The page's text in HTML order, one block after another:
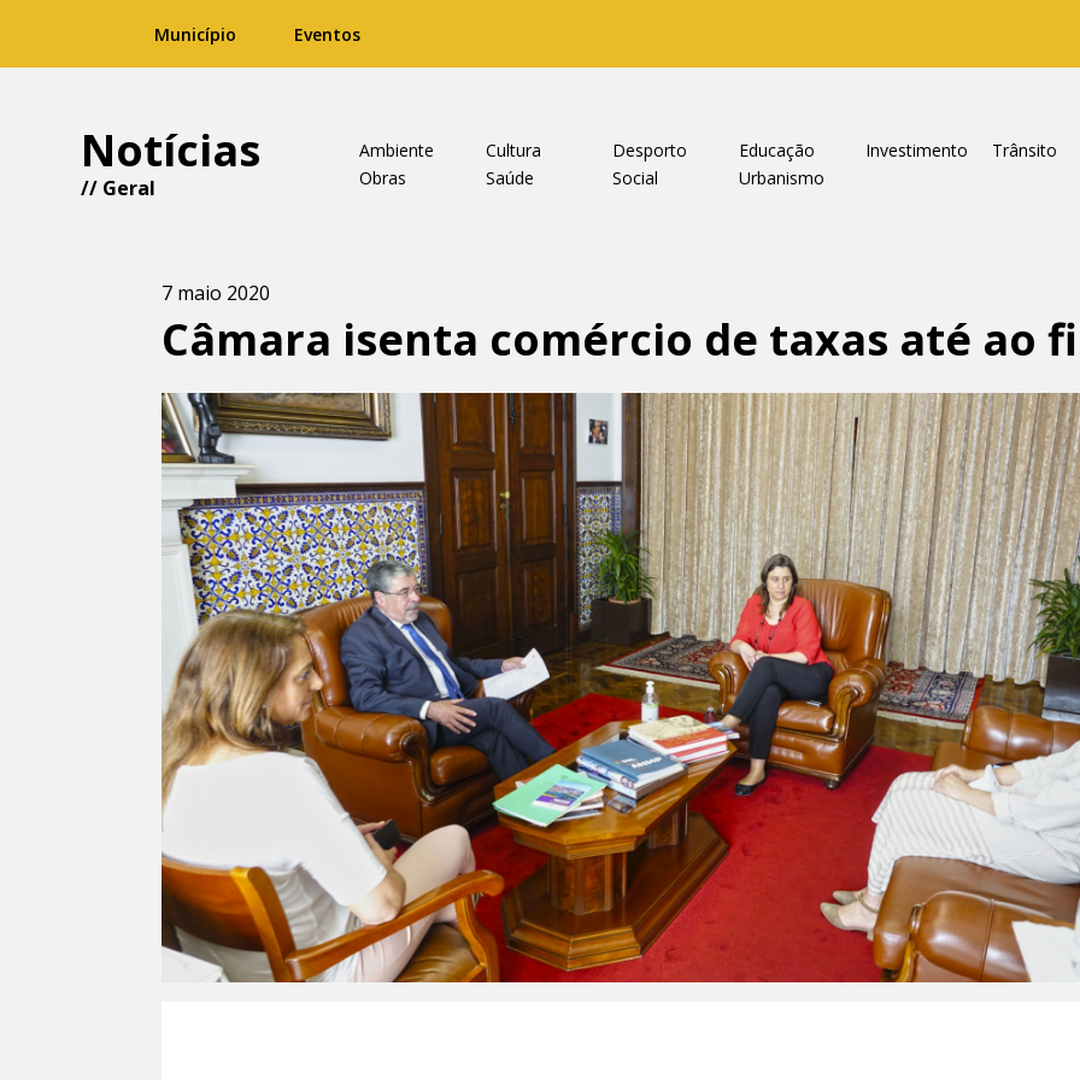
Município Eventos
Notícias
// Geral
Ambiente Cultura Desporto Educação Investimento
Trânsito
Obras
Saúde Social Urbanismo
7 maio 2020
Câmara isenta comércio de taxas até ao